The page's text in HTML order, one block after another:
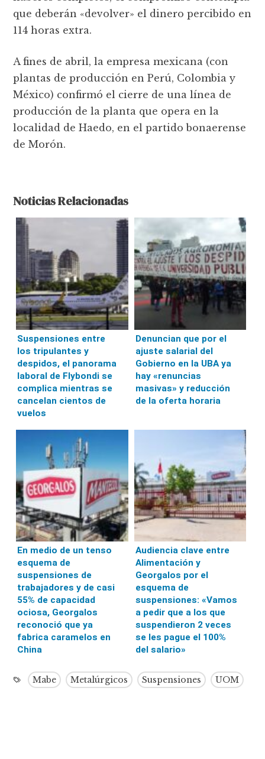
que deberán «devolver» el dinero percibido en
114 horas extra.
A fines de abril, la empresa mexicana (con
plantas de producción en Perú, Colombia y
México) confirmó el cierre de una línea de
producción de la planta que opera en la
localidad de Haedo, en el partido bonaerense
de Morón.
Noticias Relacionadas
Suspensiones entre
los tripulantes y
despidos, el panorama
laboral de Flybondi se
complica mientras se
cancelan cientos de
vuelos
Denuncian que por el
ajuste salarial del
Gobierno en la UBA ya
hay «renuncias
masivas» y reducción
de la oferta horaria
En medio de un tenso
esquema de
suspensiones de
trabajadores y de casi
55% de capacidad
ociosa, Georgalos
reconoció que ya
fabrica caramelos en
China
Audiencia clave entre
Alimentación y
Georgalos por el
esquema de
suspensiones: «Vamos
a pedir que a los que
suspendieron 2 veces
se les pague el 100%
del salario»
Mabe Metalúrgicos Suspensiones UOM